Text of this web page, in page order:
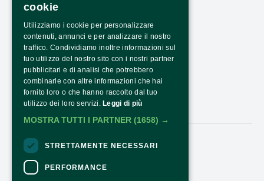
PRESS AREA
TRANSPARENCY
PNRR TRANSPARENCY - NEXTGENERATIONEU
HOW TO ARRIVE
OPENING HOURS AND COSTS
CONTACTS
Follow Us:
cookie
Utilizziamo i cookie per personalizzare
contenuti, annunci e per analizzare il nostro
traffico. Condividiamo inoltre informazioni sul
tuo utilizzo del nostro sito con i nostri partner
pubblicitari e di analisi che potrebbero
combinarle con altre informazioni che hai
fornito loro o che hanno raccolto dal tuo
utilizzo dei loro servizi. Leggi di più
MOSTRA TUTTI I PARTNER (1658) →
STRETTAMENTE NECESSARI
PERFORMANCE